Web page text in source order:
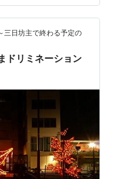
きました( ＾∀＾) 去
数日で終わってしま
族と行ってきて一年
日坊主で終わる予定の
ドリミネーション